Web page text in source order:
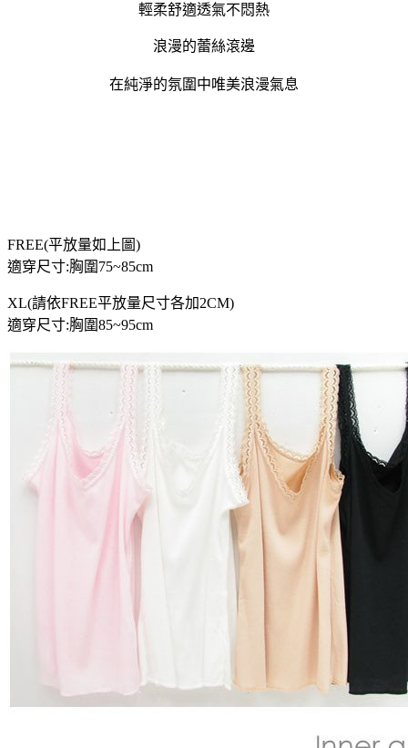
輕柔舒適透氣不悶熱
浪漫的蕾絲滾邊
在純淨的氛圍中唯美浪漫氣息
FREE(平放量如上圖)
適穿尺寸:胸圍75~85cm
XL(請依FREE平放量尺寸各加2CM)
適穿尺寸:胸圍85~95cm